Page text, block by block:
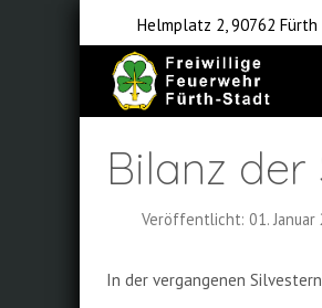
Helmplatz 2, 90762 Fürth
Bilanz der
Veröffentlicht: 01. Januar
In der vergangenen